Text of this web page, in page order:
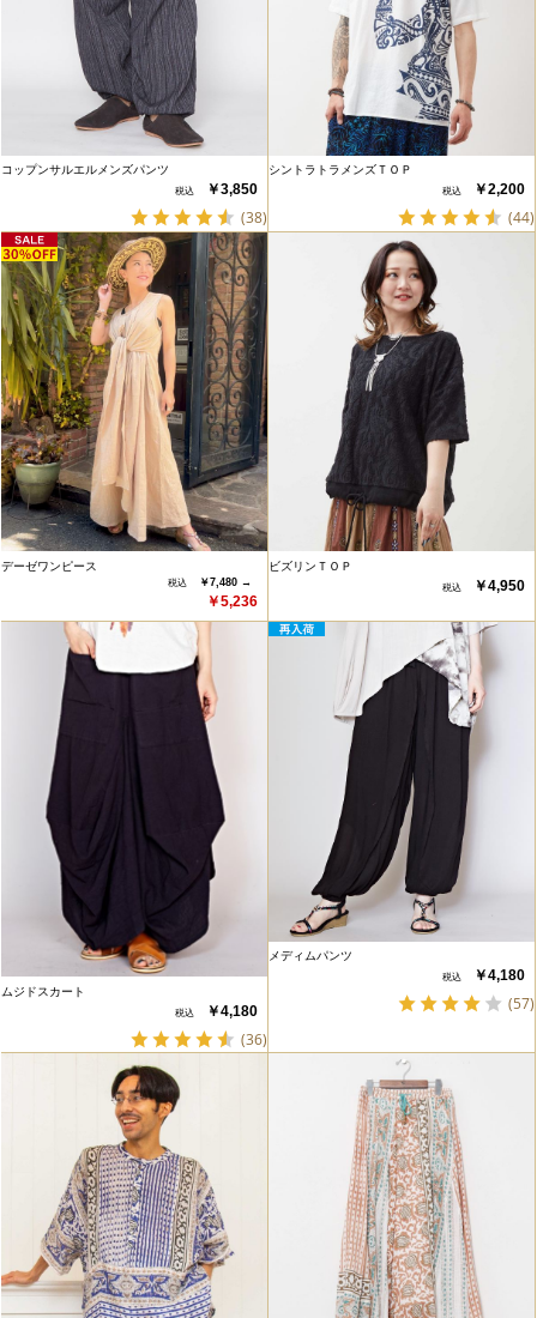
コップンサルエルメンズパンツ
￥3,850
(38)
シントラトラメンズＴＯＰ
￥2,200
(44)
デーゼワンピース
￥7,480 →
￥5,236
ビズリンＴＯＰ
￥4,950
ムジドスカート
￥4,180
(36)
メディムパンツ
￥4,180
(57)